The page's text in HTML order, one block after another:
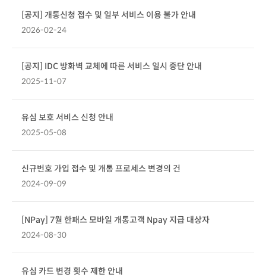
[공지] 개통신청 접수 및 일부 서비스 이용 불가 안내
2026-02-24
[공지] IDC 방화벽 교체에 따른 서비스 일시 중단 안내
2025-11-07
유심 보호 서비스 신청 안내
2025-05-08
신규번호 가입 접수 및 개통 프로세스 변경의 건
2024-09-09
[NPay] 7월 한패스 모바일 개통고객 Npay 지급 대상자
2024-08-30
유심 카드 변경 횟수 제한 안내